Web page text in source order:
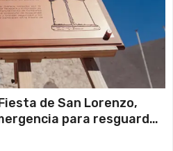
de San Lorenzo,
para resguardar